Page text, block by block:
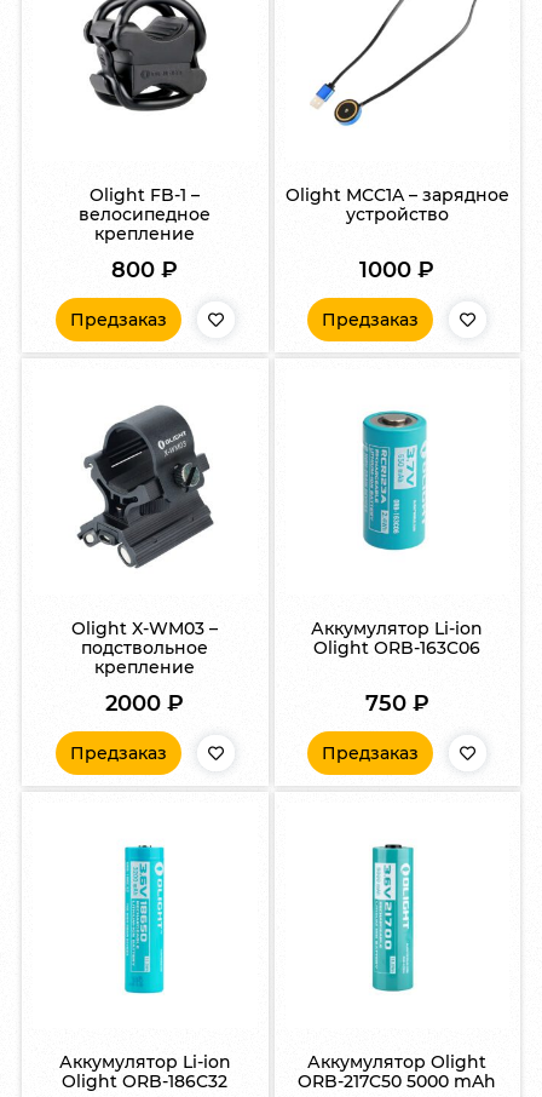
Olight FB-1 –
велосипедное
крепление
800₽
Предзаказ
Olight MCC1A – зарядное
устройство
1000₽
Предзаказ
Olight X-WM03 –
подствольное
крепление
2000₽
Предзаказ
Аккумулятор Li-ion
Olight ORB-163C06
750 ₽
Предзаказ
Аккумулятор Li-ion
Olight ORB-186C32
Аккумулятор Olight
ORB-217C50 5000 mAh